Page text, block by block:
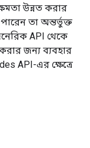
উন্নত করার
তা অন্তর্ভুক্ত
API থেকে
জন্য ব্যবহার
API-এর ক্ষেত্রে